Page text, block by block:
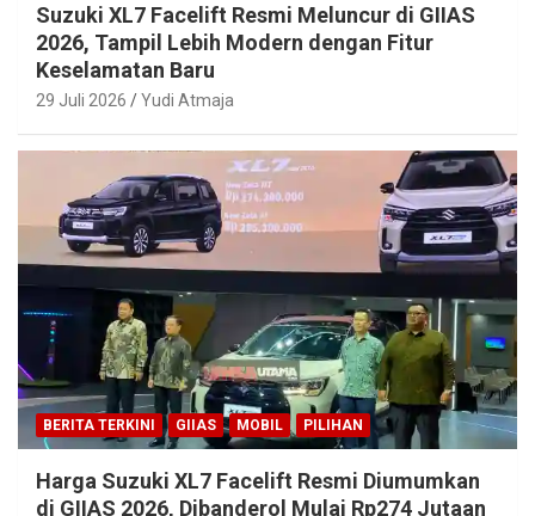
Suzuki XL7 Facelift Resmi Meluncur di GIIAS
2026, Tampil Lebih Modern dengan Fitur
Keselamatan Baru
29 Juli 2026 Yudi Atmaja
BERITA TERKINI GIIAS MOBIL PILIHAN
Harga Suzuki XL7 Facelift Resmi Diumumkan
di GIIAS 2026, Dibanderol Mulai Rp274 Jutaan